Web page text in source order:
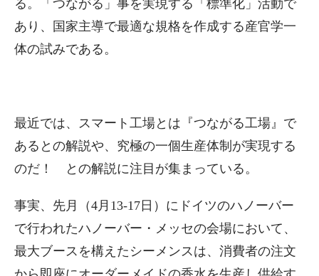
る。「つながる」事を実現する「標準化」活動で
あり、国家主導で最適な規格を作成する産官学一
体の試みである。
最近では、スマート工場とは『つながる工場』で
あるとの解説や、究極の一個生産体制が実現する
のだ！ との解説に注目が集まっている。
事実、先月（4月13-17日）にドイツのハノーバー
で行われたハノーバー・メッセの会場において、
最大ブースを構えたシーメンスは、消費者の注文